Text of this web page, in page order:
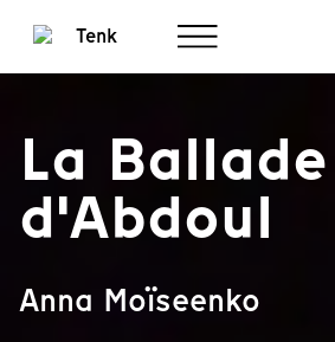
La Ballade
d'Abdoul
Anna Moïseenko